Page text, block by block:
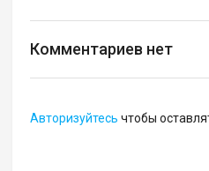
Комментариев нет
Авторизуйтесь чтобы